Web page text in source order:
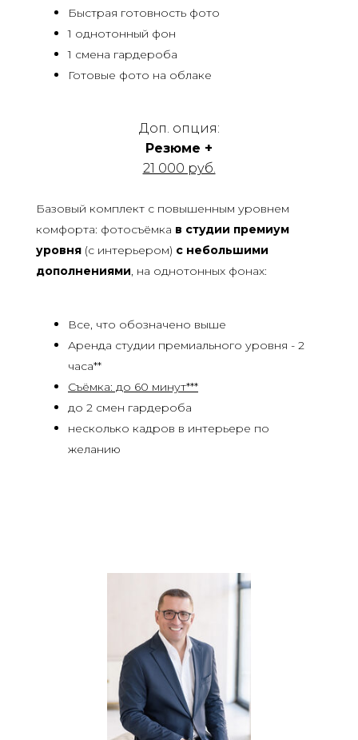
Быстрая готовность фото
1 однотонный фон
1 смена гардероба
Готовые фото на облаке
Доп. опция:
Резюме +
21 000 руб.
Базовый комплект с повышенным уровнем
комфорта: фотосъёмка в студии премиум
уровня (с интерьером) с небольшими
дополнениями , на однотонных фонах:
Все, что обозначено выше
Аренда студии премиального уровня - 2
часа**
Съёмка: до 60 минут***
до 2 смен гардероба
несколько кадров в интерьере по
желанию